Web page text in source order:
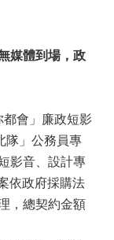
媒體到場，政
會」廉政短影
隊」公務員專
影音、設計專
依政府採購法
，總契約金額